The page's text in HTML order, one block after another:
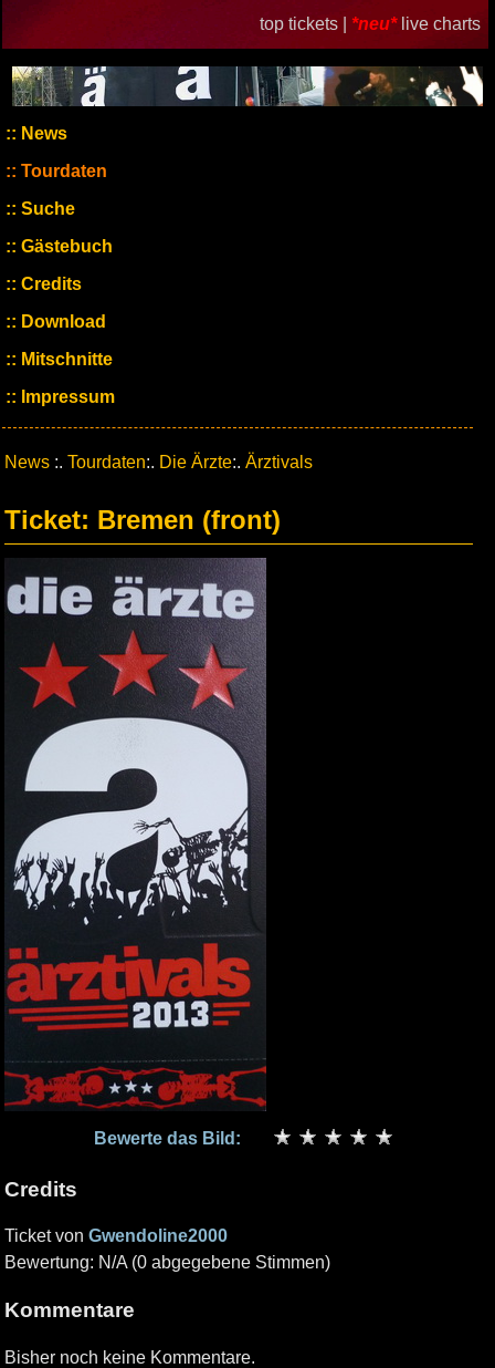
top tickets | *neu* live charts
News
Tourdaten
Suche
Gästebuch
Credits
Download
Mitschnitte
Impressum
News :. Tourdaten:. Die Ärzte:. Ärztivals
Ticket: Bremen (front)
Bewerte das Bild:
Credits
Ticket von Gwendoline2000
Bewertung: N/A (0 abgegebene Stimmen)
Kommentare
Bisher noch keine Kommentare.